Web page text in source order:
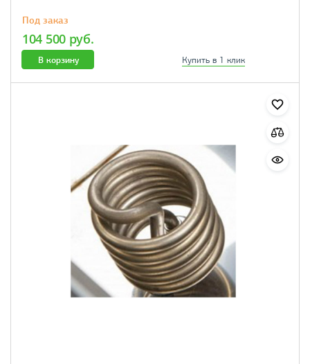
Под заказ
104 500 руб.
В корзину Купить в 1 клик